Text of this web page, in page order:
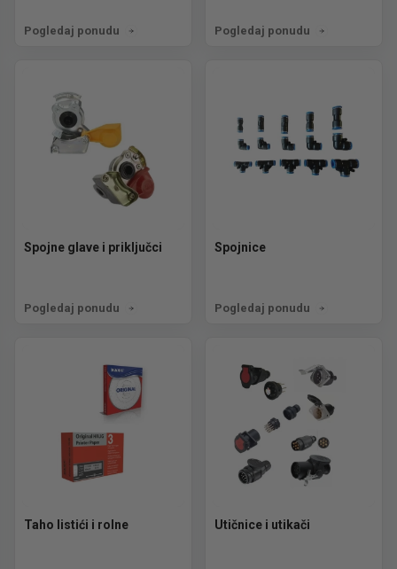
Pogledaj ponudu Pogledaj ponudu
Spojne glave i priključci
Pogledaj ponudu
Spojnice
Pogledaj ponudu
Taho listići i rolne Utičnice i utikači